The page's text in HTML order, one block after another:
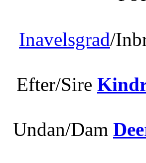
Inavelsgrad/
Efter/Sire
Undan/Dam